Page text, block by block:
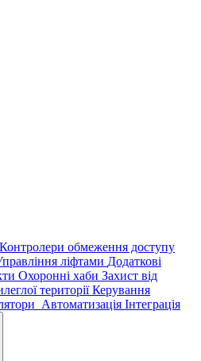
Контролери обмеження доступу
ліфтами Додаткові
Охоронні хаби Захист від
територіїКерування
Автоматизація Інтеграція